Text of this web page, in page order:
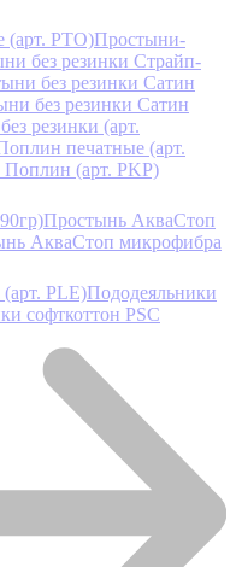
(арт. PTO)Простыни-
без резинки Страйп-
без резинки Сатин
без резинки Сатин
резинки (арт.
печатные (арт.
Поплин (арт. PKP)
Простынь АкваСтоп
АкваСтоп микрофибра
PLE)Пододеяльники
софткоттон PSC